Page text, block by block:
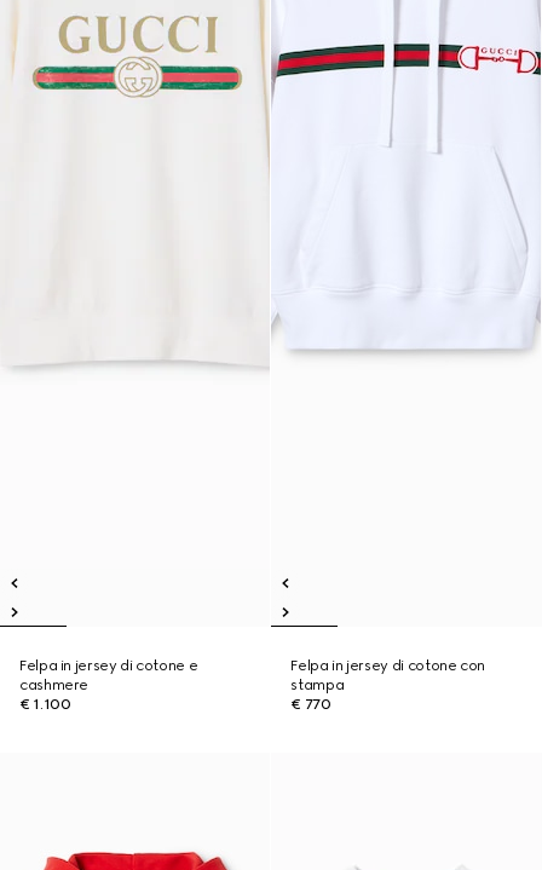
Felpa in jersey di cotone e
cashmere
€ 1.100
Felpa in jersey di cotone con
stampa
€ 770